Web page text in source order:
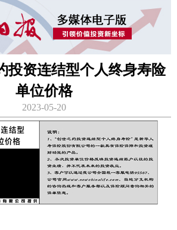
投资连结型个人终身寿险
单位价格
2023-05-20